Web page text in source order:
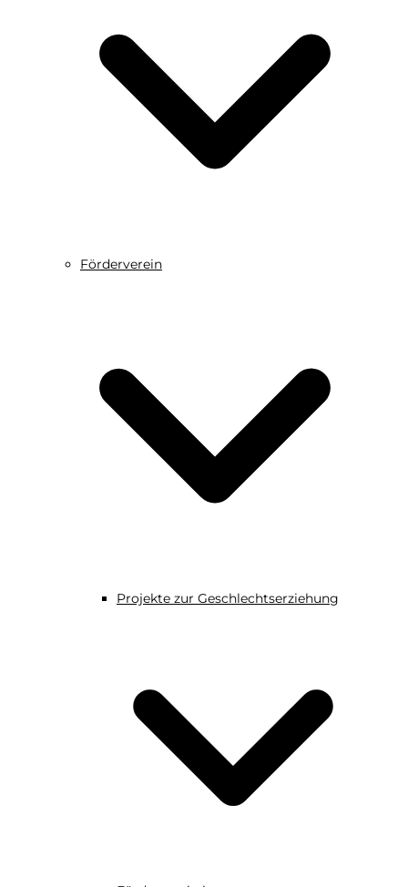
Förderverein
Projekte zur Geschlechtserziehung